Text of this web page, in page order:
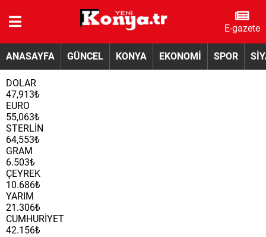
E-gazete
ANASAYFA GÜNCEL KONYA EKONOMİ SPOR
DOLAR
47,913₺
EURO
55,063₺
STERLİN
64,553₺
GRAM
6.503₺
ÇEYREK
10.686₺
YARIM
21.306₺
CUMHURİYET
42.156₺